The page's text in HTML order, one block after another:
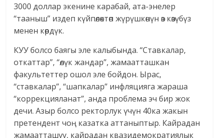
3000 доллар экенине карабай, ата-энелер
“тааныш” издеп күйпөлөктөп жүрүшкөнүн өз көзүбүз
менен көрдүк.
КУУ болсо баягы эле калыбында. “Ставкалар,
откаттар”, “өлүк жандар”, жамаатташкан
факультеттер ошол эле бойдон. Ырас,
“ставкалар”, “шапкалар” инфляцияга жараша
“коррекцияланат”, анда проблема эч бир жок
дечи. Азыр болсо ректорлук үчүн 40ка жакын
претендент чоң казатка аттаныптыр. Кайрадан
жамаатташуу, кайрадан квазидемократиялык